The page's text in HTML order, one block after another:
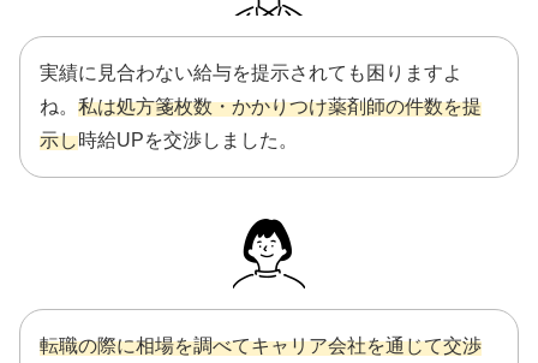
実績に見合わない給与を提示されても困りますよ
ね。 私は処方箋枚数・かかりつけ薬剤師の件数を提
示し時給UPを交渉しました。
転職の際に相場を調べてキャリア会社を通じて交渉